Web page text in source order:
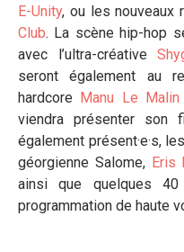
E-Unity, ou les nouveaux
Club. La scène hip-hop
avec l’ultra-créative
seront également au
hardcore
Manu Le Malin
viendra présenter son
également présent·e·s,
géorgienne Salome, Eris
ainsi que quelques
programmation de haute